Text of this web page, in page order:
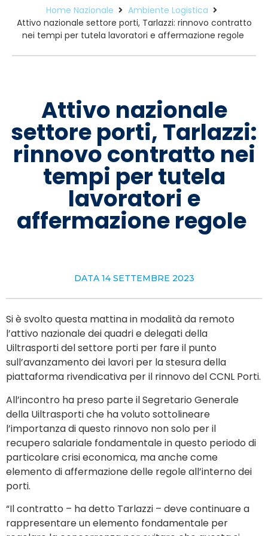
Home Nazionale
Ambiente Logistica
Attivo nazionale settore porti, Tarlazzi: rinnovo contratto
nei tempi per tutela lavoratori e affermazione regole
Attivo nazionale
settore porti, Tarlazzi:
rinnovo contratto nei
tempi per tutela
lavoratori e
affermazione regole
DATA 14 SETTEMBRE 2023
Si è svolto questa mattina in modalità da remoto
l’attivo nazionale dei quadri e delegati della
Uiltrasporti del settore porti per fare il punto
sull’avanzamento dei lavori per la stesura della
piattaforma rivendicativa per il rinnovo del CCNL Porti.
All’incontro ha preso parte il Segretario Generale
della Uiltrasporti che ha voluto sottolineare
l’importanza di questo rinnovo non solo per il
recupero salariale fondamentale in questo periodo di
particolare crisi economica, ma anche come
elemento di affermazione delle regole all’interno dei
porti.
“Il contratto – ha detto Tarlazzi – deve continuare a
rappresentare un elemento fondamentale per